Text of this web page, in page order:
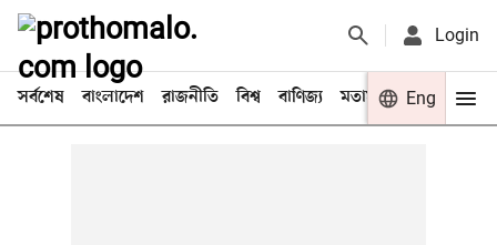
Login
সর্বশেষ বাংলাদেশ রাজনীতি বিশ্ব বাণিজ্য মতামত খেলা
Eng